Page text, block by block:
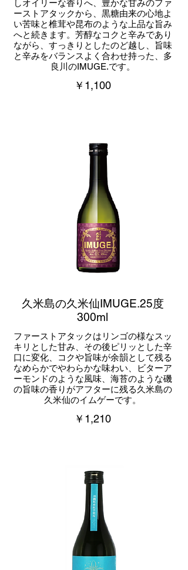
しオイリーな香りへ、豊かな甘みのファ
ーストアタックから、黒糖由来の心地よ
い苦味と椎茸や昆布のような上品な旨み
へと続きます。芳醇なコクと辛みであり
ながら、すっきりとしたのど越し、旨味
と辛みをバランスよく合わせ持った、多
良川のIMUGE.です。
￥1,100
久米島の久米仙IMUGE.25度
300ml
ファーストアタックはリンゴの様なスッ
キリとした甘み、その後ピリッとした辛
口に変化、コクや旨味が余韻として残る
なめらかでやわらかな味わい、ビターア
ーモンドのような風味、海苔のような磯
の旨味の香りがアフターに残る久米島の
久米仙のイムゲーです。
￥1,210